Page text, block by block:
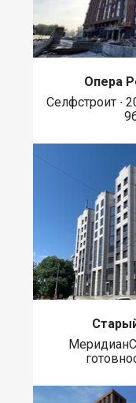
Опера
Селфстроит ∙